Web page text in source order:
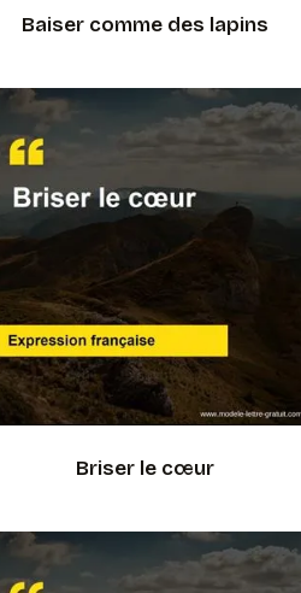
Baiser comme des lapins
Briser le cœur